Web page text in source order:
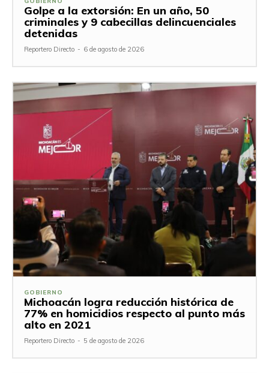
Golpe a la extorsión: En un año, 50
criminales y 9 cabecillas delincuenciales
detenidas
Reportero Directo - 6 de agosto de 2026
GOBIERNO
Michoacán logra reducción histórica de
77% en homicidios respecto al punto más
alto en 2021
Reportero Directo - 5 de agosto de 2026